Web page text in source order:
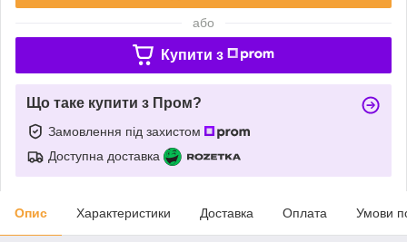
або
Купити з
Що таке купити з Пром?
Замовлення під захистом
Доступна доставка
Опис Характеристики Доставка Оплата Умови